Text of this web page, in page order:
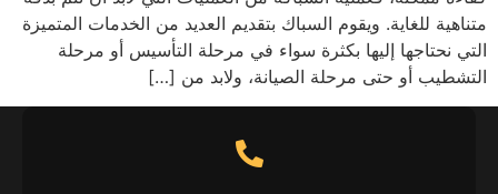
متناهية للغاية. ويقوم السباك بتقديم العديد من الخدمات المتميزة
التي نحتاجها إليها بكثرة سواء في مرحلة التأسيس أو مرحلة
التشطيب أو حتى مرحلة الصيانة، ولابد من […]